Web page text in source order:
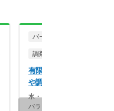
パート・アルバイト
調剤薬局
有限会社まみや調剤薬局
や調剤薬局 各務原店
水・日・祝お休み◎ワークラ
バランスもばっちりで…